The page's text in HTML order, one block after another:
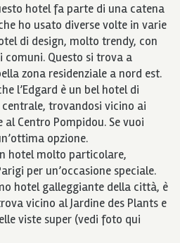
hotel fa parte di una catena
ho usato diverse volte in varie
di design, molto trendy, con
comuni. Questo si trova a
zona residenziale a nord est.
l’Edgard è un bel hotel di
trovandosi vicino ai
al Centro Pompidou. Se vuoi
opzione.
hotel molto particolare,
per un’occasione speciale.
hotel galleggiante della città, è
vicino al Jardine des Plants e
viste super (vedi foto qui